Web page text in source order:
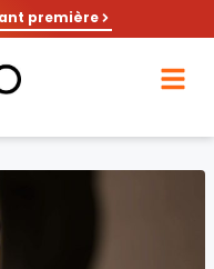
première